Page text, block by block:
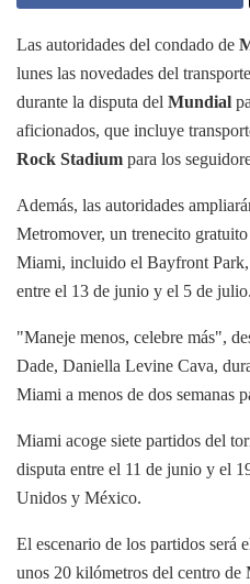
Las autoridades del condado de
lunes las novedades del
durante la disputa del Mundial
aficionados, que incluye
Rock Stadium para los
Además, las autoridades
Metromover, un trenecito
Miami, incluido el Bayfront
entre el 13 de junio y el 5 de julio.
"Maneje menos, celebre más",
Dade, Daniella Levine Cava,
Miami a menos de dos semanas
Miami acoge siete partidos del
disputa entre el 11 de junio y el
Unidos y México.
El escenario de los partidos será
unos 20 kilómetros del centro de